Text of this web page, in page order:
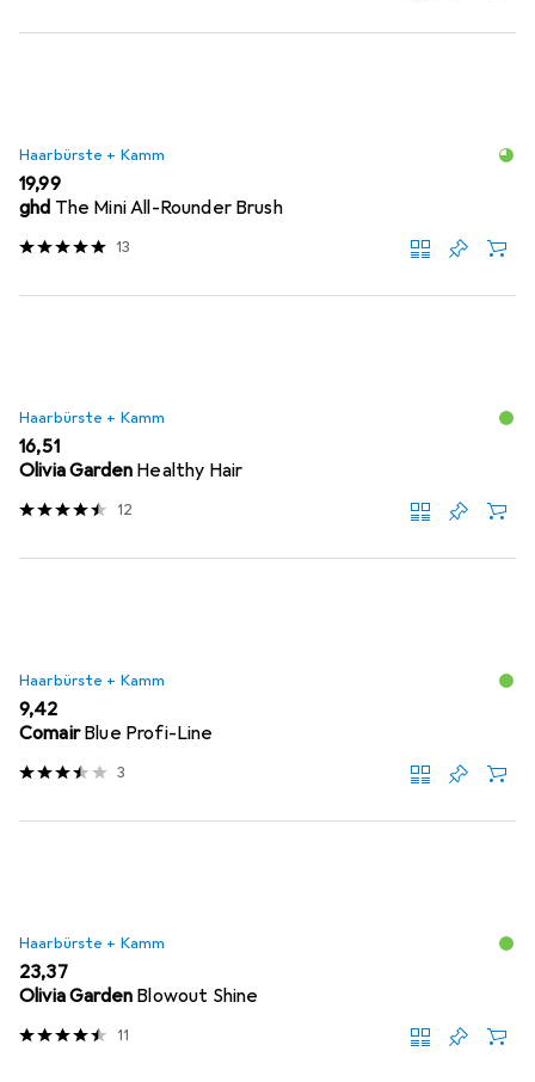
Haarbürste + Kamm
EUR
19,99
ghd The Mini All-Rounder Brush
13
Haarbürste + Kamm
EUR
16,51
Olivia Garden Healthy Hair
12
Haarbürste + Kamm
EUR
9,42
Comair Blue Profi-Line
3
Haarbürste + Kamm
EUR
23,37
Olivia Garden Blowout Shine
11